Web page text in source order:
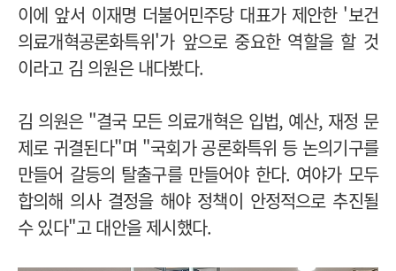
이에 앞서 이재명 더불어민주당 대표가 제안한 '보건
의료개혁공론화특위'가 앞으로 중요한 역할을 할 것
이라고 김 의원은 내다봤다.
김 의원은 "결국 모든 의료개혁은 입법, 예산, 재정 문
제로 귀결된다"며 "국회가 공론화특위 등 논의기구를
만들어 갈등의 탈출구를 만들어야 한다. 여야가 모두
합의해 의사 결정을 해야 정책이 안정적으로 추진될
수 있다"고 대안을 제시했다.